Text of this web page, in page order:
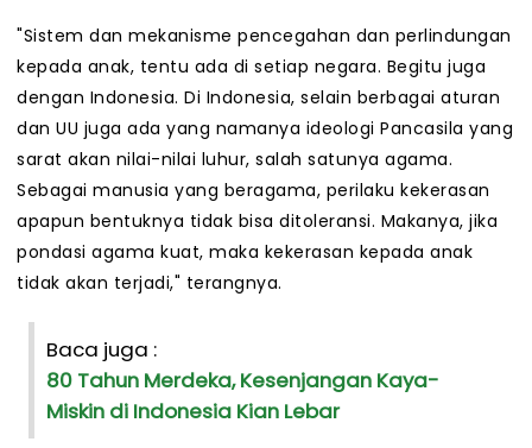
"Sistem dan mekanisme pencegahan dan perlindungan
kepada anak, tentu ada di setiap negara. Begitu juga
dengan Indonesia. Di Indonesia, selain berbagai aturan
dan UU juga ada yang namanya ideologi Pancasila yang
sarat akan nilai-nilai luhur, salah satunya agama.
Sebagai manusia yang beragama, perilaku kekerasan
apapun bentuknya tidak bisa ditoleransi. Makanya, jika
pondasi agama kuat, maka kekerasan kepada anak
tidak akan terjadi," terangnya.
Baca juga :
80 Tahun Merdeka, Kesenjangan Kaya-
Miskin di Indonesia Kian Lebar